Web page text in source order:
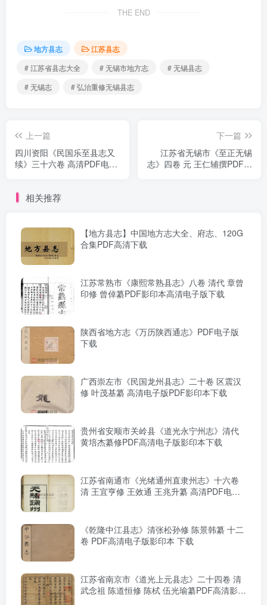
THE END
地方县志
江苏县志
# 江苏省县志大全
# 无锡市地方志
# 无锡县志
# 无锡志
# 弘治重修无锡县志
上一篇
四川资阳《民国乐至县志又
续》三十六卷 高清PDF电子
下一篇
江苏省无锡市《至正无锡
志》四卷 元 王仁辅撰PDF高
相关推荐
【地方县志】中国地方志大全、府志、120G
合集PDF高清下载
江苏常熟市《康熙常熟县志》八卷 清代 章曾
印修 曾倬纂PDF影印本高清电子版下载
陕西省地方志《万历陕西通志》PDF电子版
下载
广西崇左市《民国龙州县志》二十卷 区震汉
修 叶茂基纂 高清电子版PDF影印本下载
贵州省安顺市关岭县《道光永宁州志》清代
黄培杰纂修PDF高清电子版影印本下载
江苏省南通市《光绪通州直隶州志》十六卷
清 王宜亨修 王效通 王兆升纂 高清PDF电子
《乾隆中江县志》清张松孙修 陈景韩纂 十二
卷 PDF高清电子版影印本 下载
江苏省南京市《道光上元县志》二十四卷 清
武念祖 陈道恒修 陈栻 伍光瑜纂PDF高清影印